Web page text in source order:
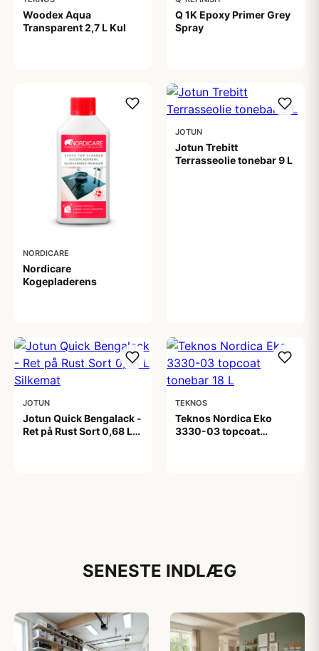
Woodex Aqua
Transparent 2,7 L Kul
Q 1K Epoxy Primer Grey
Spray
NORDICARE
Nordicare
Kogepladerens
JOTUN
Jotun Trebitt
Terrasseolie tonebar 9 L
JOTUN
Jotun Quick Bengalack -
Ret på Rust Sort 0,68 L
TEKNOS
Teknos Nordica Eko
3330-03 topcoat
SENESTE INDLÆG